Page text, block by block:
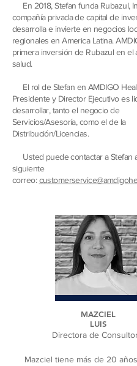
En 2018, Stefan funda Rubazul,
compañía privada de capital de
desarrolla e invierte en negocios
regionales en America Latina.
primera inversión de Rubazul en el
salud.
El rol de Stefan en AMDIGO
Presidente y Director Ejecutivo es
desarrollar, tanto el negocio de
Servicios/Asesoría, como el de la
Distribución/Licencias.
Usted puede contactar a Stefan
siguiente
correo:
MAZCIEL
LUIS
Directora de
Mazciel tiene más de 20